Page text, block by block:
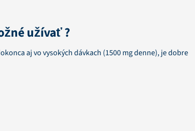
užívať ?
aj vo vysokých dávkach (1500 mg denne), je dobre